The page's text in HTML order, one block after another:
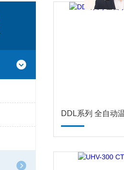
DDL系列 全自动